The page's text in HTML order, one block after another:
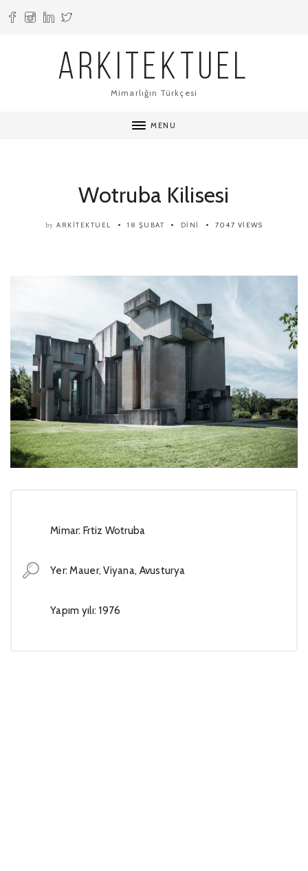
ARKITEKTUEL
Mimarlığın Türkçesi
MENU
Wotruba Kilisesi
by ARKITEKTUEL 18 ŞUBAT DINI 7047 VIEWS
Mimar: Frtiz Wotruba
Yer: Mauer, Viyana, Avusturya
Yapım yılı: 1976